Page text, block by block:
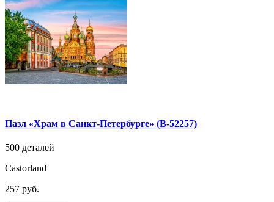
Пазл «Храм в Санкт-Петербурге» (B-52257)
500 деталей
Castorland
257 руб.